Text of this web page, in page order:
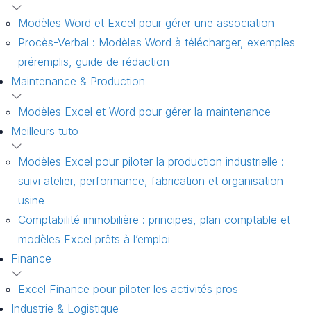
Modèles Word et Excel pour gérer une association
Procès-Verbal : Modèles Word à télécharger, exemples
préremplis, guide de rédaction
Maintenance & Production
Modèles Excel et Word pour gérer la maintenance
Meilleurs tuto
Modèles Excel pour piloter la production industrielle :
suivi atelier, performance, fabrication et organisation
usine
Comptabilité immobilière : principes, plan comptable et
modèles Excel prêts à l’emploi
Finance
Excel Finance pour piloter les activités pros
Industrie & Logistique